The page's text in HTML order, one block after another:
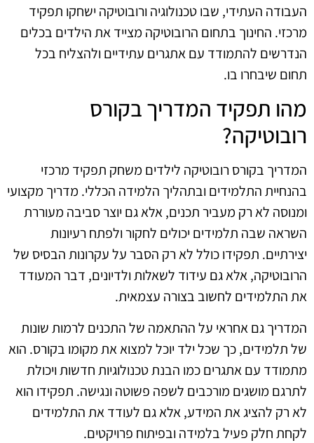
העבודה העתידי, שבו טכנולוגיה ורובוטיקה ישחקו תפקיד
מרכזי. החינוך בתחום הרובוטיקה מצייד את הילדים בכלים
הנדרשים להתמודד עם אתגרים עתידיים ולהצליח בכל
תחום שיבחרו בו.
מהו תפקיד המדריך בקורס
רובוטיקה?
המדריך בקורס רובוטיקה לילדים משחק תפקיד מרכזי
בהנחיית התלמידים ובתהליך הלמידה הכללי. מדריך מקצועי
ומנוסה לא רק מעביר תכנים, אלא גם יוצר סביבה מעוררת
השראה שבה תלמידים יכולים לחקור ולפתח רעיונות
יצירתיים. תפקידו כולל לא רק הסבר על עקרונות הבסיס של
הרובוטיקה, אלא גם עידוד לשאלות ולדיונים, דבר המעודד
את התלמידים לחשוב בצורה עצמאית.
המדריך גם אחראי על ההתאמה של התכנים לרמות שונות
של תלמידים, כך שכל ילד יוכל למצוא את מקומו בקורס. הוא
מתמודד עם אתגרים כמו הבנת טכנולוגיות חדשות ויכולת
לתרגם מושגים מורכבים לשפה פשוטה ונגישה. תפקידו הוא
לא רק להציג את המידע, אלא גם לעודד את התלמידים
לקחת חלק פעיל בלמידה ובפיתוח פרויקטים.